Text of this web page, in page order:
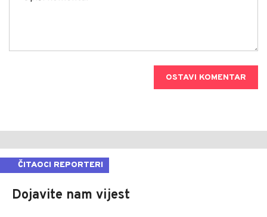
OSTAVI KOMENTAR
ČITAOCI REPORTERI
Dojavite nam vijest